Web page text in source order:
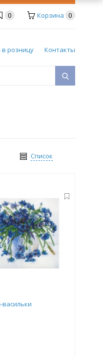
0 Корзина 0
в розницу Контакты
Список
васильки